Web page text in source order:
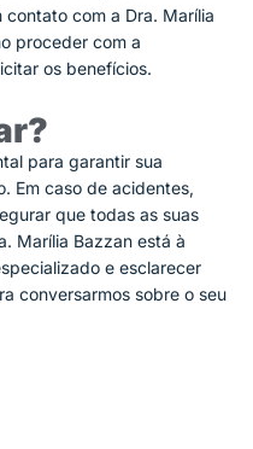
contato com a Dra. Marília
proceder com a
os benefícios.
para garantir sua
Em caso de acidentes,
que todas as suas
Marília Bazzan está à
e esclarecer
conversarmos sobre o seu